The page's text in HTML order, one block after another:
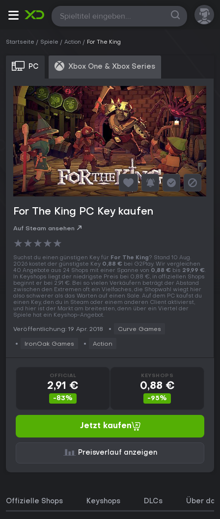
Alle
Startseite Spiele Action For The King
PC Xbox One & Xbox Series
For The King PC Key kaufen
Auf Steam ansehen
★★★★★
Suchst du einen günstigen Key für For The King? Stand 10 Aug.
2026 kostet der günstigste Key 0,88 € bei G2Play. Wir vergleichen
40 Angebote aus 24 Shops mit einer Spanne von 0,88 € bis 29,99 €.
In Keyshops liegt der niedrigste Preis bei 0,88 €, in offiziellen Shops
beginnt er bei 2,91 €. Bei so vielen Verkäufern beträgt der Abstand
zwischen den Extremen oft ein Vielfaches, die Shopwahl wiegt hier
also schwerer als das Warten auf einen Sale. Auf dem PC kaufst du
einen Key, den du in Steam oder einem anderen Client aktivierst,
und hier ist der Markt am breitesten, denn über ein Viertel der
Spiele hat ein Keyshop-Angebot.
Veröffentlichung: 19 Apr. 2018 Curve Games
IronOak Games Action
OFFICIAL
2,91 €
-83%
KEYSHOPS
0,88 €
-95%
Jetzt kaufen
Preisverlauf anzeigen
Offizielle Shops Keyshops DLCs Über